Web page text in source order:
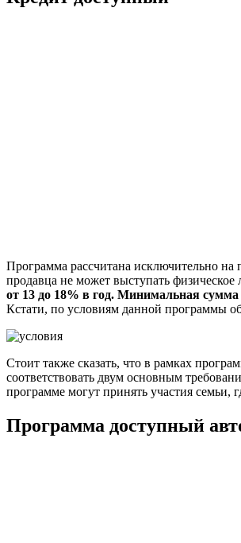
Программа рассчитана исключительно на
продавца не может выступать
от 13 до 18% в год. Минимальная сумма
Кстати, по условиям данной программы
Стоит также сказать, что в рамках
соответствовать двум основным
программе могут принять участия семьи,
Программа доступный